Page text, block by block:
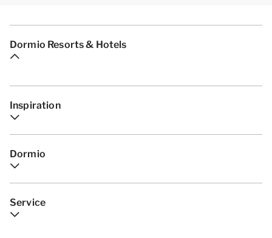
Dormio Resorts & Hotels
Inspiration
Dormio
Service